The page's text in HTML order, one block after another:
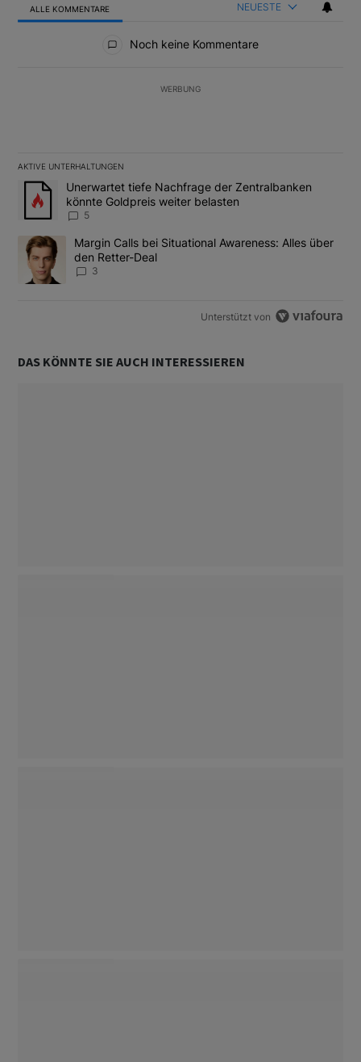
ALLE KOMMENTARE NEUESTE
Noch keine Kommentare
WERBUNG
AKTIVE UNTERHALTUNGEN
Das Folgende ist eine Liste der am meisten kommentierten
Ein Trendartikel mit dem Titel "Unerwartet tiefe Nachfrage der
Unerwartet tiefe Nachfrage der Zentralbanken
könnte Goldpreis weiter belasten
5
Ein Trendartikel mit dem Titel "Margin Calls bei Situational
Margin Calls bei Situational Awareness: Alles über
den Retter-Deal
3
Unterstützt von
DAS KÖNNTE SIE AUCH INTERESSIEREN